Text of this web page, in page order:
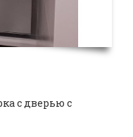
с дверью с